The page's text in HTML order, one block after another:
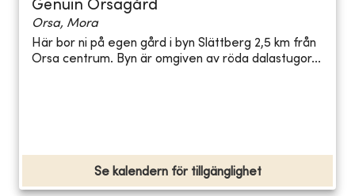
Genuin Orsagård
Orsa, Mora
Här bor ni på egen gård i byn Slättberg 2,5 km från
Orsa centrum. Byn är omgiven av röda dalastugor...
Se kalendern för tillgänglighet